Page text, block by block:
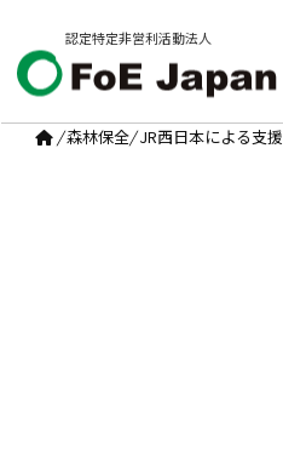
認定特定非営利活動法人
/森林保全/ JR西日本による支援